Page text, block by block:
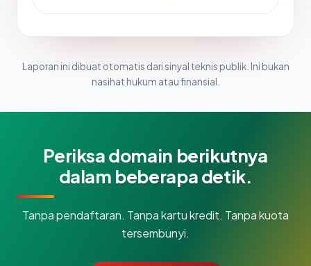
Laporan ini dibuat otomatis dari sinyal teknis publik. Ini bukan
nasihat hukum atau finansial.
Periksa domain berikutnya
dalam beberapa detik.
Tanpa pendaftaran. Tanpa kartu kredit. Tanpa kuota
tersembunyi.